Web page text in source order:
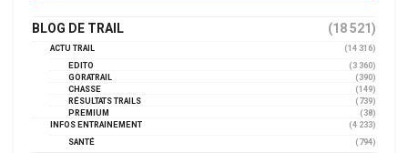
BLOG DE TRAIL (18 521)
ACTU TRAIL
(14 316)
EDITO
(3 360)
GORATRAIL
(390)
CHASSE
(149)
RÉSULTATS TRAILS
(739)
PREMIUM
(38)
INFOS ENTRAINEMENT
(4 233)
SANTÉ
(794)